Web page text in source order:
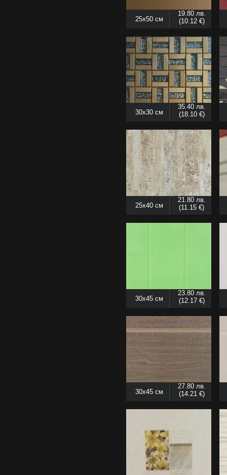
25x50 см
19.80 лв.
(10.12 €)
30x30 см
35.40 лв.
(18.10 €)
25x40 см
21.80 лв.
(11.15 €)
30x45 см
23.80 лв.
(12.17 €)
30x45 см
27.80 лв.
(14.21 €)